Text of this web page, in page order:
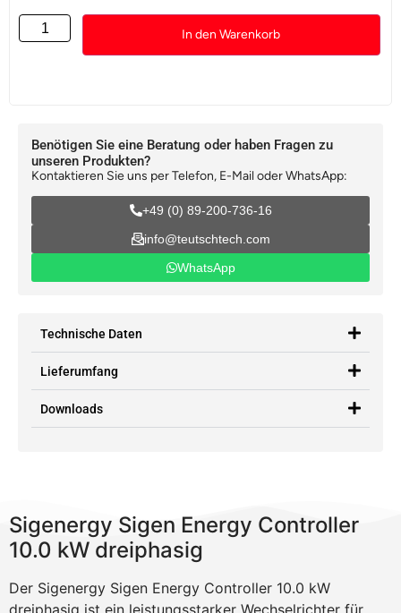
In den Warenkorb
Technische Daten
Lieferumfang
Downloads
Benötigen Sie eine Beratung oder haben Fragen zu
unseren Produkten?
Kontaktieren Sie uns per Telefon, E-Mail oder WhatsApp:
+49 (0) 89-200-736-16
info@teutschtech.com
WhatsApp
Sigenergy Sigen Energy Controller
10.0 kW dreiphasig
Der Sigenergy Sigen Energy Controller 10.0 kW